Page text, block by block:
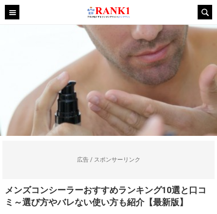
広告 / スポンサーリンク
メンズコンシーラーおすすめランキング10選と口コ
ミ～選び方やバレない使い方も紹介【最新版】